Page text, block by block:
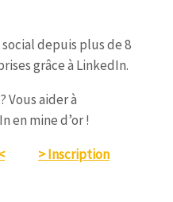
depuis plus de 8
grâce à LinkedIn.
Vous aider à
en mine d’or !
> Inscription